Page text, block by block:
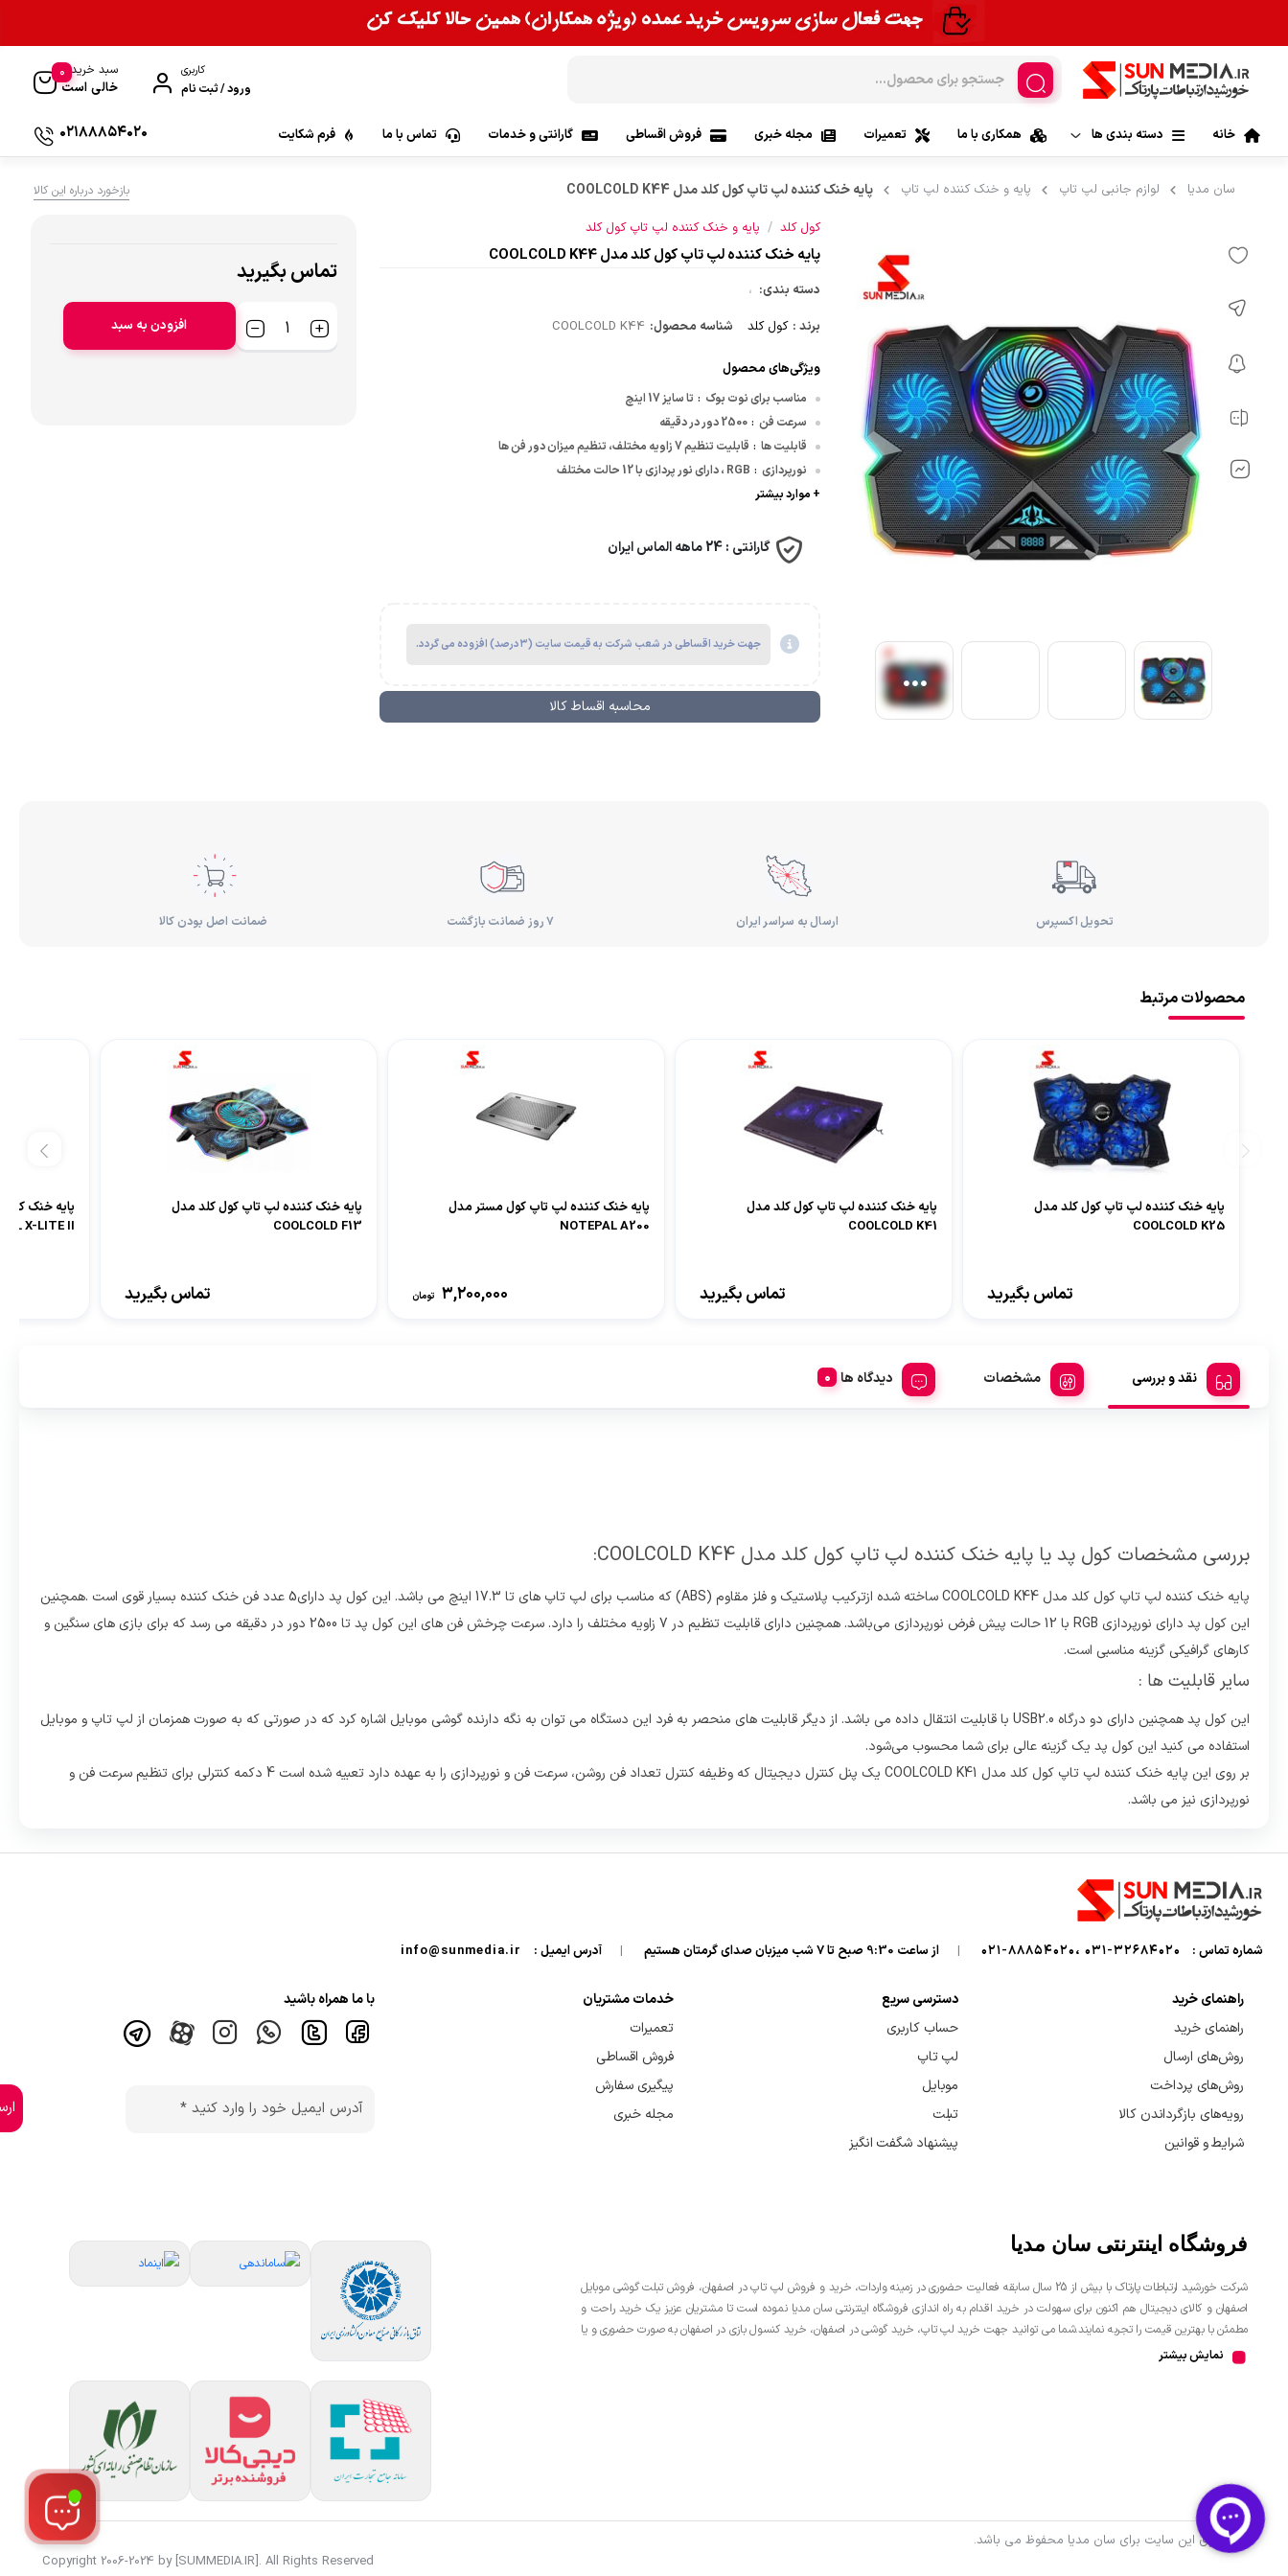
کاربری
ورود / ثبت نام
سبد خرید
خالی است
0
خانه دسته بندی ها
لپ تاپ لپ تاپ ایسوس | Asus
لپ تاپ اچ پی | Hp
لپ تاپ اپل| Apple
لپ تاپ ام اس آی| Msi
لپ تاپ ایسر | Acer
لپ تاپ مایکروسافت | Microsoft
قطعات کامپیوتر
قطعات لپ تاپ
مانیتور و کامپیوترهای All In One
ماشین‌های اداری ولوازم جانبی
کنسول بازی
همکاری با ما تعمیرات مجله خبری فروش اقساطی گارانتی و خدمات تماس با ما فرم شکایت 02188854020
سان مدیا لوازم جانبی لپ تاپ پایه و خنک کننده لپ تاپ پایه خنک کننده لپ تاپ کول کلد مدل COOLCOLD K44 بازخورد درباره این کالا
کول کلد / پایه و خنک کننده لپ تاپ کول کلد
پایه خنک کننده لپ تاپ کول کلد مدل COOLCOLD K44
دسته بندی: ،
برند : کول کلد شناسه محصول: COOLCOLD K44
ویژگی‌های محصول
مناسب برای نوت بوک : تا سایز 17 اینچ
سرعت فن : 2500 دور در دقیقه
قابلیت ها : قابلیت تنظیم 7 زاویه مختلف، تنظیم میزان دور فن ها
نورپردازی : RGB ، دارای نور پردازی با 12 حالت مختلف
+ موارد بیشتر
گارانتی :24 ماهه الماس ایران
جهت خرید اقساطی در شعب شرکت به قیمت سایت (۳درصد) افزوده می گردد.
محاسبه اقساط کالا
تماس بگیرید
افزودن به سبد
تحویل اکسپرس ارسال به سراسر ایران ۷ روز ضمانت بازگشت ضمانت اصل بودن کالا
محصولات مرتبط
پایه خنک کننده لپ تاپ کول کلد مدل
COOLCOLD K25
تماس بگیرید
پایه خنک کننده لپ تاپ کول کلد مدل
COOLCOLD K41
تماس بگیرید
پایه خنک کننده لپ تاپ کول مستر مدل
NOTEPAL A200
3,200,000 تومان
پایه خنک کننده لپ تاپ کول کلد مدل
COOLCOLD F13
تماس بگیرید
پایه خنک
X-LITE II
نقد و بررسی مشخصات دیدگاه ها
بررسی مشخصات کول پد یا پایه خنک کننده لپ تاپ کول کلد مدل COOLCOLD K44:
پایه خنک کننده لپ تاپ کول کلد مدل COOLCOLD K44 ساخته شده ازترکیب پلاستیک و فلز مقاوم (ABS) که مناسب برای لپ تاپ های تا 17.3 اینچ می باشد. این کول پد دارای5 عدد فن خنک کننده بسیار قوی است .همچنین
این کول پد دارای نورپردازی RGB با 12 حالت پیش فرض نورپردازی می‌باشد. همچنین دارای قابلیت تنظیم در 7 زاویه مختلف را دارد. سرعت چرخش فن های این کول پد تا 2500 دور در دقیقه می رسد که برای بازی های سنگین و
کارهای گرافیکی گزینه مناسبی است.
سایر قابلیت ها :
این کول پد همچنین دارای دو درگاه USB2.0 با قابلیت انتقال داده می باشد. از دیگر قابلیت های منحصر به فرد این دستگاه می توان به نگه دارنده گوشی موبایل اشاره کرد که در صورتی که به صورت همزمان از لپ تاپ و موبایل
استفاده می کنید این کول پد یک گزینه عالی برای شما محسوب می‌شود.
بر روی این پایه خنک کننده لپ تاپ کول کلد مدل COOLCOLD K41 یک پنل کنترل دیجیتال که وظیفه کنترل تعداد فن روشن، سرعت فن و نورپردازی را به عهده دارد تعبیه شده است 4 دکمه کنترلی برای تنظیم سرعت فن و
نورپردازی نیز می باشد.
شماره تماس : 32684020-031 ،88854020-021 | از ساعت 9:30 صبح تا 7 شب میزبان صدای گرمتان هستیم | آدرس ایمیل :
راهنمای خرید
راهنمای خرید
روش‌های ارسال
روش‌های پرداخت
رویه‌های بازگرداندن کالا
شرایط و قوانین
دسترسی سریع
حساب کاربری
لپ تاپ
موبایل
تبلت
پیشنهاد شگفت انگیز
خدمات مشتریان
تعمیرات
فروش اقساطی
پیگیری سفارش
مجله خبری
با ما همراه باشید
فروشگاه اینترنتی سان مدیا
شرکت خورشید ارتباطات پارتاک با بیش از 25 سال سابقه فعالیت حضوری در زمینه واردات، خرید و فروش لپ تاپ در اصفهان، فروش تبلت گوشی موبایل
اصفهان و کالای دیجیتال هم اکنون برای سهولت در خرید اقدام به راه اندازی فروشگاه اینترنتی سان مدیا نموده است تا مشتریان عزیز یک خرید راحت و
مطمئن با بهترین قیمت را تجربه نمایند.شما می توانید جهت خرید لپ تاپ، خرید گوشی در اصفهان، خرید کنسول بازی در اصفهان به صورت حضوری و یا
اینترنتی اقدام نمائید.
نمایش بیشتر
تمام حقوق این سایت برای سان مدیا محفوظ می باشد.
Copyright 2006-2024 by [SUMMEDIA.IR]. All Rights Reserved